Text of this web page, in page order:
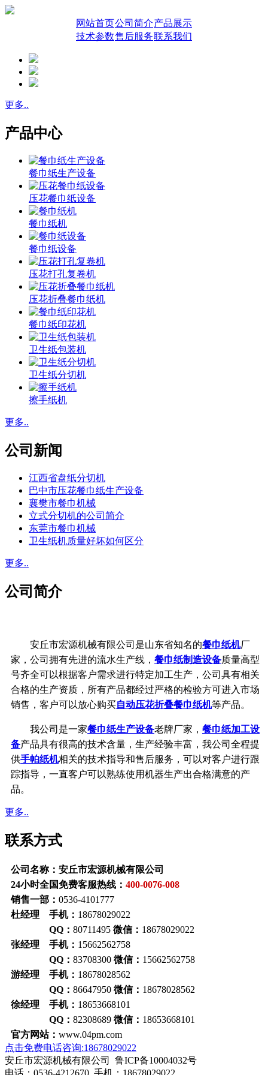
网站首页公司简介产品展示
技术参数售后服务联系我们
更多..
产品中心
餐巾纸生产设备
压花餐巾纸设备
餐巾纸机
餐巾纸设备
压花打孔复卷机
压花折叠餐巾纸机
餐巾纸印花机
卫生纸包装机
卫生纸分切机
擦手纸机
更多..
公司新闻
江西省盘纸分切机
巴中市压花餐巾纸生产设备
襄樊市餐巾机械
立式分切机的公司简介
东莞市餐巾机械
卫生纸机质量好坏如何区分
更多..
公司简介
安丘市宏源机械有限公司是山东省知名的餐巾纸机厂
家，公司拥有先进的流水生产线， 餐巾纸制造设备质量高型
号齐全可以根据客户需求进行特定加工生产，公司具有相关
合格的生产资质，所有产品都经过严格的检验方可进入市场
销售，客户可以放心购买自动压花折叠餐巾纸机等产品。
我公司是一家餐巾纸生产设备老牌厂家， 餐巾纸加工设
备产品具有很高的技术含量，生产经验丰富，我公司全程提
供手帕纸机相关的技术指导和售后服务，可以对客户进行跟
踪指导，一直客户可以熟练使用机器生产出合格满意的产
品。
更多..
联系方式
公司名称：安丘市宏源机械有限公司
24小时全国免费客服热线： 400-0076-008
销售一部： 0536-4101777
杜经理 手机： 18678029022
QQ： 80711495 微信： 18678029022
张经理 手机： 15662562758
QQ： 83708300 微信： 15662562758
游经理 手机： 18678028562
QQ： 86647950 微信： 18678028562
徐经理 手机： 18653668101
QQ： 82308689 微信： 18653668101
官方网站： www.04pm.com
点击免费电话咨询:18678029022
安丘市宏源机械有限公司 鲁ICP备10004032号